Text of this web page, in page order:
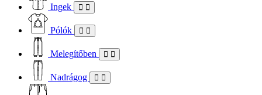
Ingek
Pólók
Melegítőben
Nadrágog